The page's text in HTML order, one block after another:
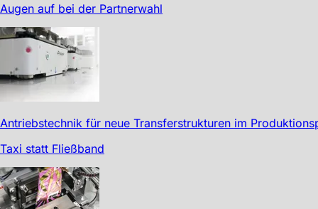
Augen auf bei der Partnerwahl
Antriebstechnik für neue Transferstrukturen im
Taxi statt Fließband